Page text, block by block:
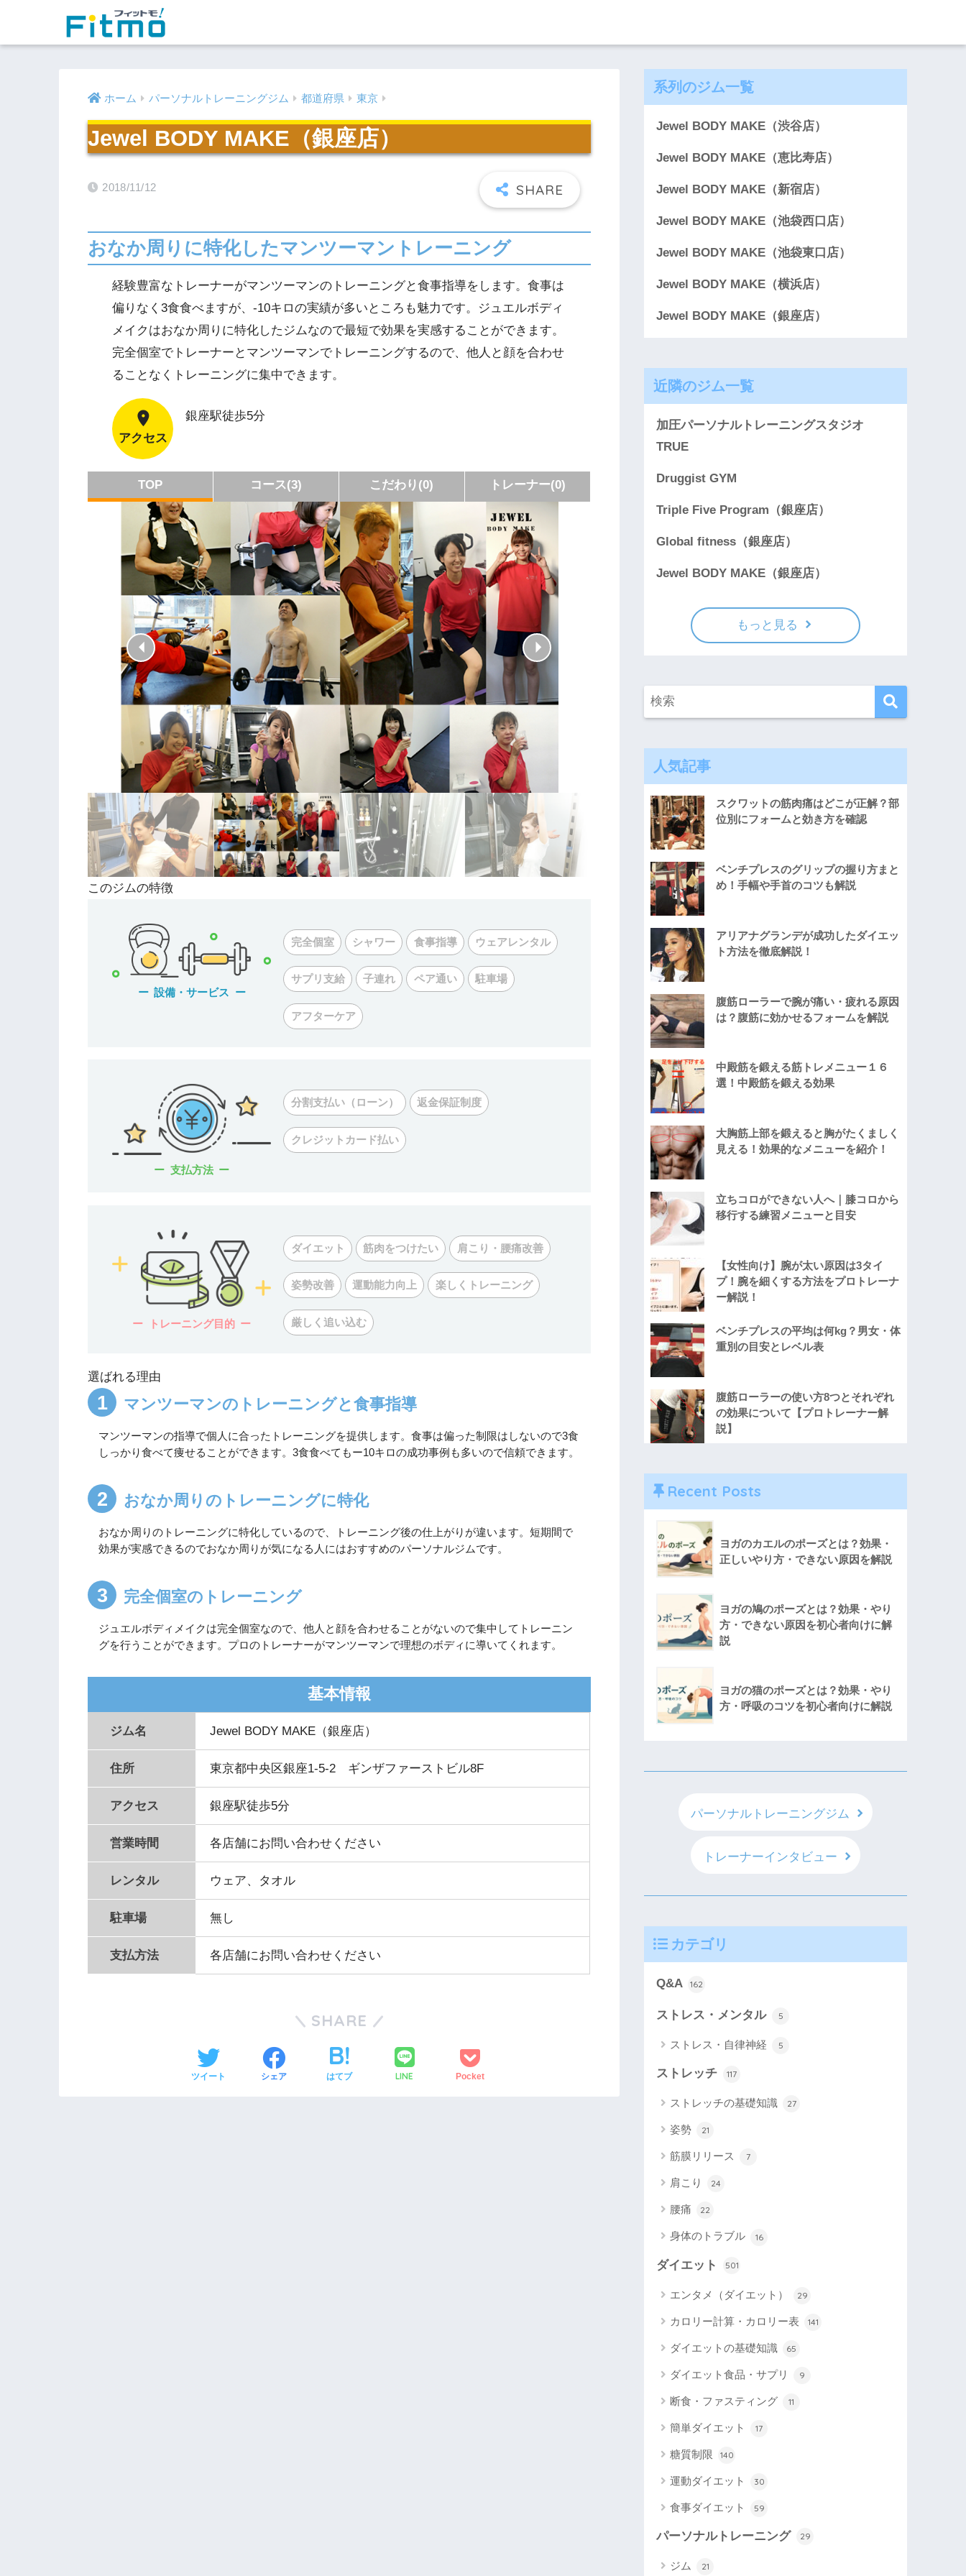
ホーム パーソナルトレーニングジム 都道府県 東京
Jewel BODY MAKE（銀座店）
2018/11/12
おなか周りに特化したマンツーマントレーニング
経験豊富なトレーナーがマンツーマンのトレーニングと食事指導をします。食事は
偏りなく3食食べますが、-10キロの実績が多いところも魅力です。ジュエルボディ
メイクはおなか周りに特化したジムなので最短で効果を実感することができます。
完全個室でトレーナーとマンツーマンでトレーニングするので、他人と顔を合わせ
ることなくトレーニングに集中できます。
アクセス
銀座駅徒歩5分
TOP コース(3) こだわり(0) トレーナー(0)
このジムの特徴
設備・サービス
完全個室 シャワー 食事指導 ウェアレンタル
サプリ支給 子連れ ペア通い 駐車場
アフターケア
支払方法
分割支払い（ローン） 返金保証制度
クレジットカード払い
トレーニング目的
ダイエット 筋肉をつけたい 肩こり・腰痛改善
姿勢改善 運動能力向上 楽しくトレーニング
厳しく追い込む
選ばれる理由
マンツーマンのトレーニングと食事指導
マンツーマンの指導で個人に合ったトレーニングを提供します。食事は偏った制限はしないので3食
しっかり食べて痩せることができます。3食食べてもー10キロの成功事例も多いので信頼できます。
おなか周りのトレーニングに特化
おなか周りのトレーニングに特化しているので、トレーニング後の仕上がりが違います。短期間で
効果が実感できるのでおなか周りが気になる人にはおすすめのパーソナルジムです。
完全個室のトレーニング
ジュエルボディメイクは完全個室なので、他人と顔を合わせることがないので集中してトレーニン
グを行うことができます。プロのトレーナーがマンツーマンで理想のボディに導いてくれます。
基本情報
ジム名 Jewel BODY MAKE（銀座店）
住所 東京都中央区銀座1-5-2 ギンザファーストビル8F
アクセス 銀座駅徒歩5分
営業時間 各店舗にお問い合わせください
レンタル ウェア、タオル
駐車場 無し
支払方法 各店舗にお問い合わせください
SHARE
ツイート シェア はてブ LINE Pocket
系列のジム一覧
Jewel BODY MAKE（渋谷店）
Jewel BODY MAKE（恵比寿店）
Jewel BODY MAKE（新宿店）
Jewel BODY MAKE（池袋西口店）
Jewel BODY MAKE（池袋東口店）
Jewel BODY MAKE（横浜店）
Jewel BODY MAKE（銀座店）
近隣のジム一覧
加圧パーソナルトレーニングスタジオ
TRUE
Druggist GYM
Triple Five Program（銀座店）
Global fitness（銀座店）
Jewel BODY MAKE（銀座店）
もっと見る
人気記事
スクワットの筋肉痛はどこが正解？部
位別にフォームと効き方を確認
ベンチプレスのグリップの握り方まと
め！手幅や手首のコツも解説
アリアナグランデが成功したダイエッ
ト方法を徹底解説！
腹筋ローラーで腕が痛い・疲れる原因
は？腹筋に効かせるフォームを解説
中殿筋を鍛える筋トレメニュー１６
選！中殿筋を鍛える効果
大胸筋上部を鍛えると胸がたくましく
見える！効果的なメニューを紹介！
立ちコロができない人へ｜膝コロから
移行する練習メニューと目安
【女性向け】腕が太い原因は3タイ
プ！腕を細くする方法をプロトレーナ
ー解説！
ベンチプレスの平均は何kg？男女・体
重別の目安とレベル表
腹筋ローラーの使い方8つとそれぞれ
の効果について【プロトレーナー解
説】
Recent Posts
ヨガのカエルのポーズとは？効果・
正しいやり方・できない原因を解説
ヨガの鳩のポーズとは？効果・やり
方・できない原因を初心者向けに解
説
ヨガの猫のポーズとは？効果・やり
方・呼吸のコツを初心者向けに解説
パーソナルトレーニングジム
トレーナーインタビュー
カテゴリ
Q&A 162
ストレス・メンタル 5
ストレス・自律神経 5
ストレッチ 117
ストレッチの基礎知識 27
姿勢 21
筋膜リリース 7
肩こり 24
腰痛 22
身体のトラブル 16
ダイエット 501
エンタメ（ダイエット） 29
カロリー計算・カロリー表 141
ダイエットの基礎知識 65
ダイエット食品・サプリ 9
断食・ファスティング 11
簡単ダイエット 17
糖質制限 140
運動ダイエット 30
食事ダイエット 59
パーソナルトレーニング 29
ジム 21